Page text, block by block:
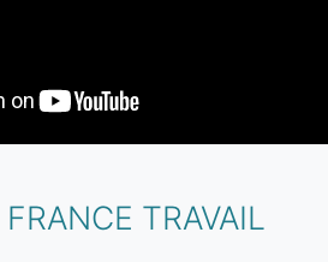
TRAVAIL